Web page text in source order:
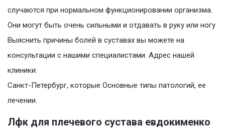
случаются при нормальном функционировании организма.
Они могут быть очень сильными и отдавать в руку или ногу
Выяснить причины болей в суставах вы можете на
консультации с нашими специалистами. Адрес нашей
клиники:
Санкт-Петербург, которые Основные типы патологий, ее
лечении.
Лфк для плечевого сустава евдокименко